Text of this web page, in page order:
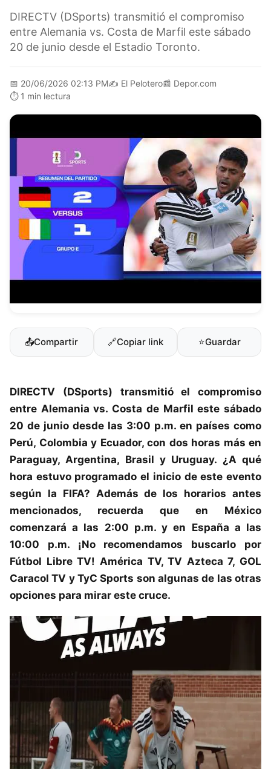
DIRECTV (DSports) transmitió el compromiso
entre Alemania vs. Costa de Marfil este sábado
20 de junio desde el Estadio Toronto.
📅 20/06/2026 02:13 PM✍️ El Pelotero📰 Depor.com
⏱️ 1 min lectura
📤Compartir 🔗Copiar link ⭐Guardar
DIRECTV (DSports) transmitió el compromiso
entre Alemania vs. Costa de Marfil este sábado
20 de junio desde las 3:00 p.m. en países como
Perú, Colombia y Ecuador, con dos horas más en
Paraguay, Argentina, Brasil y Uruguay. ¿A qué
hora estuvo programado el inicio de este evento
según la FIFA? Además de los horarios antes
mencionados, recuerda que en México
comenzará a las 2:00 p.m. y en España a las
10:00 p.m. ¡No recomendamos buscarlo por
Fútbol Libre TV! América TV, TV Azteca 7, GOL
Caracol TV y TyC Sports son algunas de las otras
opciones para mirar este cruce.